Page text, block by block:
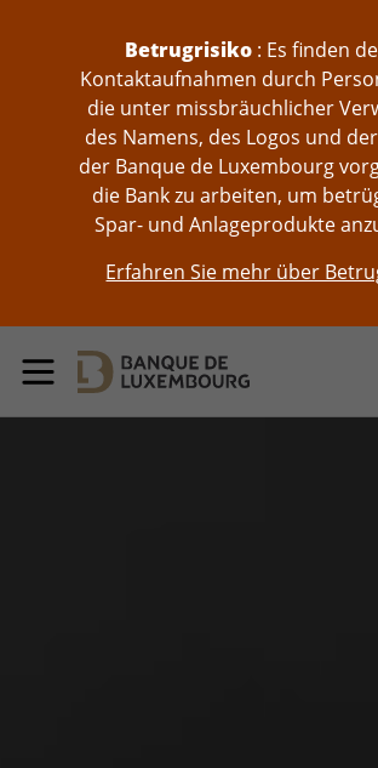
Betrugrisiko: Es finden
Kontaktaufnahmen durch
die unter missbräuchlicher
des Namens, des Logos und
der Banque de Luxembourg
die Bank zu arbeiten, um
Spar- und Anlageprodukte
Erfahren Sie mehr über